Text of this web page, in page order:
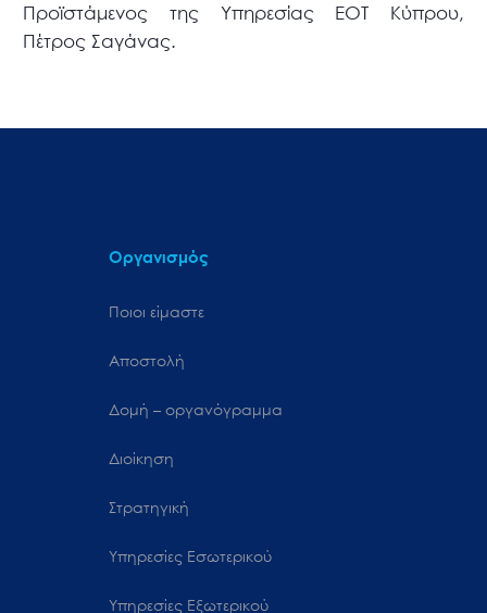
Προϊστάμενος της Υπηρεσίας ΕΟΤ Κύπρου,
Πέτρος Σαγάνας.
Οργανισμός
Ποιοι είμαστε
Αποστολή
Δομή – οργανόγραμμα
Διοίκηση
Στρατηγική
Υπηρεσίες Εσωτερικού
Υπηρεσίες Εξωτερικού